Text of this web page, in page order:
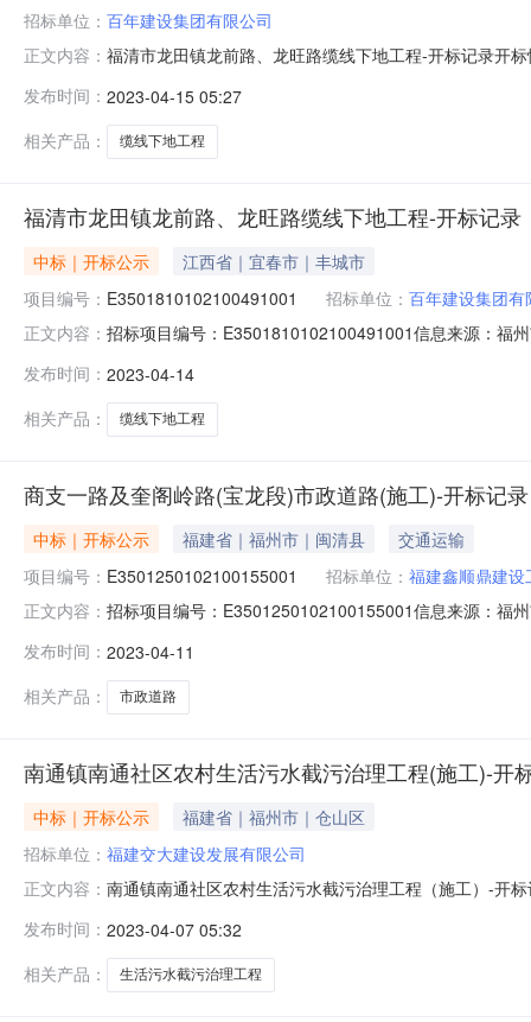
招标单位： 百年建设集团有限公司
正文内容： 福清市龙田镇龙前路、龙旺路缆线下地工程-开标记录开
金（元）投标报价（元）质量目标工期解密情况备注
发布时间： 2023-04-15 05:27
相关产品：
缆线下地工程
福清市龙田镇龙前路、龙旺路缆线下地工程-开标记录
中标｜开标公示
江西省｜宜春市｜丰城市
项目编号： E3501810102100491001 招标单位： 百年建设集团有
正文内容： 招标项目编号：E3501810102100491001信息来源：福
标情况记录表二开标情况记录表三签章打印福清市龙田
发布时间： 2023-04-14
相关产品：
缆线下地工程
商支一路及奎阁岭路(宝龙段)市政道路(施工)-开标记录
中标｜开标公示 福建省｜福州市｜闽清县
交通运输
项目编号： E3501250102100155001 招标单位： 福建鑫顺鼎建
正文内容： 招标项目编号：E3501250102100155001信息来源：福
记录表三签章打印商支一路及奎阁岭路（宝龙段）市政
发布时间： 2023-04-11
相关产品：
市政道路
南通镇南通社区农村生活污水截污治理工程(施工)-开
中标｜开标公示
福建省｜福州市｜仓山区
招标单位： 福建交大建设发展有限公司
正文内容： 南通镇南通社区农村生活污水截污治理工程（施工）-开
其建造师注册编号投标保证金（元）投标报价（元）质
公司913501043995
发布时间： 2023-04-07 05:32
相关产品：
生活污水截污治理工程
HOT
NEW
5折起